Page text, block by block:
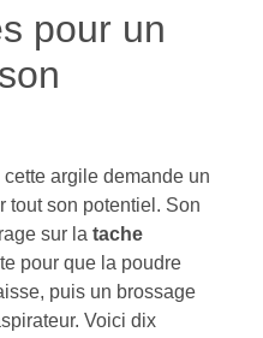
pour un
argile demande un
tout son potentiel. Son
sur la tache
pour que la poudre
puis un brossage
Voici dix